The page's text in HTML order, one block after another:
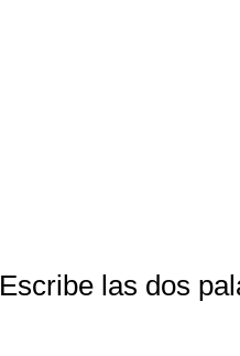
Escribe las dos